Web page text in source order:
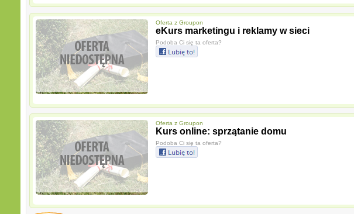
Oferta z Groupon
eKurs marketingu i reklamy w sieci
Podoba Ci się ta oferta?
Oferta z Groupon
Kurs online: sprzątanie domu
Podoba Ci się ta oferta?